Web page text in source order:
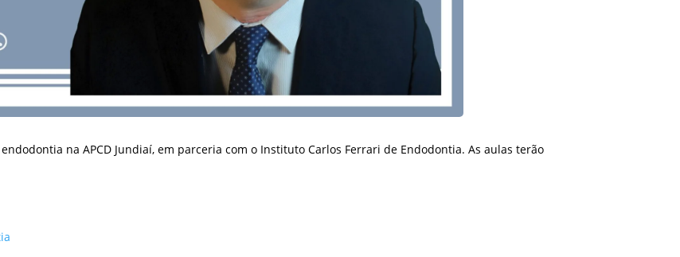
na APCD Jundiaí, em parceria com o Instituto Carlos Ferrari de Endodontia. As aulas terão